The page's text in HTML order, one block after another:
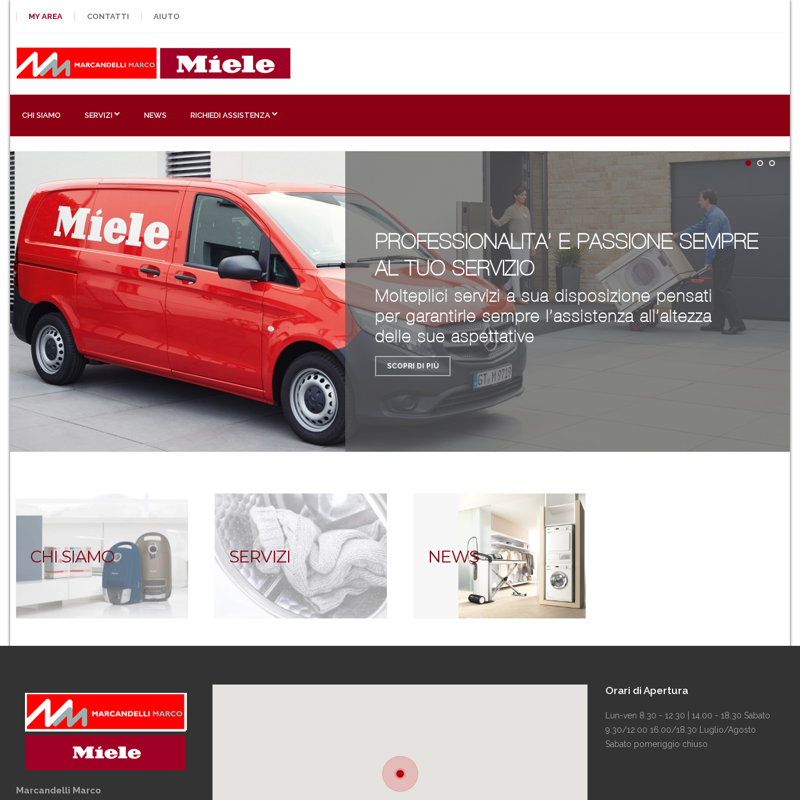
MY AREA CONTATTI AIUTO
CHI SIAMO SERVIZI NEWS RICHIEDI ASSISTENZA
PROFESSIONALITA’ E PASSIONE SEMPRE
AL TUO SERVIZIO
Molteplici servizi a sua disposizione pensati
per garantirle sempre l’assistenza all’altezza
delle sue aspettative
SCOPRI DI PIÙ
CHI SIAMO SERVIZI NEWS
Marcandelli Marco
Orari di Apertura
Lun-ven 8.30 - 12.30 | 14.00 - 18.30 Sabato
9.30/12.00 16.00/18.30 Luglio/Agosto
Sabato pomeriggio chiuso